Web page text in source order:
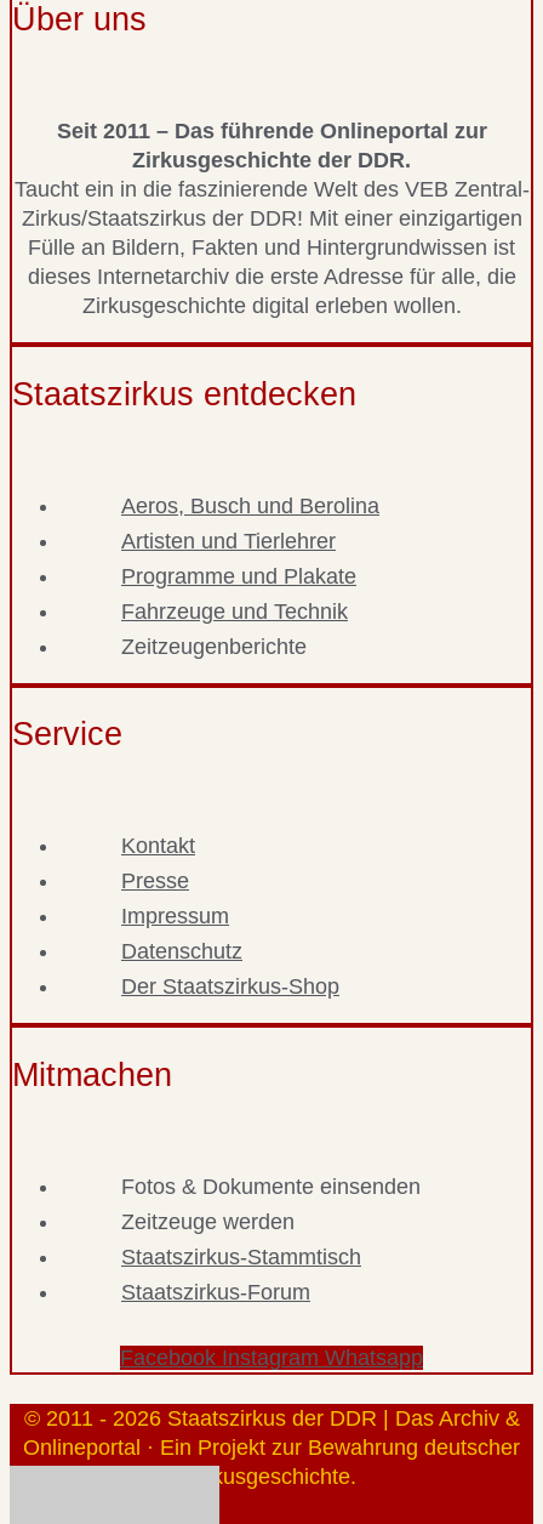
Über uns
Seit 2011 – Das führende Onlineportal zur
Zirkusgeschichte der DDR.
Taucht ein in die faszinierende Welt des VEB Zentral-
Zirkus/Staatszirkus der DDR! Mit einer einzigartigen
Fülle an Bildern, Fakten und Hintergrundwissen ist
dieses Internetarchiv die erste Adresse für alle, die
Zirkusgeschichte digital erleben wollen.
Staatszirkus entdecken
Aeros, Busch und Berolina
Artisten und Tierlehrer
Programme und Plakate
Fahrzeuge und Technik
Zeitzeugenberichte
Service
Kontakt
Presse
Impressum
Datenschutz
Der Staatszirkus-Shop
Mitmachen
Fotos & Dokumente einsenden
Zeitzeuge werden
Staatszirkus-Stammtisch
Staatszirkus-Forum
Facebook Instagram Whatsapp
© 2011 - 2026 Staatszirkus der DDR | Das Archiv &
Onlineportal · Ein Projekt zur Bewahrung deutscher
Zirkusgeschichte.